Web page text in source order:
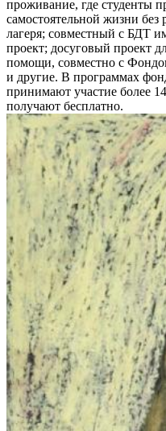
проживание, где студенты
самостоятельной жизни
лагеря; совместный с БДТ
проект; досуговый проект
помощи, совместно с
и другие. В программах
принимают участие более
получают бесплатно.